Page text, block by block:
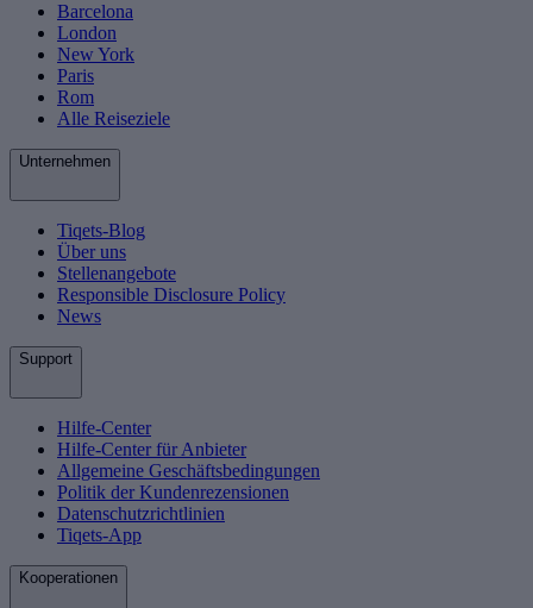
Barcelona
London
New York
Paris
Rom
Alle Reiseziele
Unternehmen
Tiqets-Blog
Über uns
Stellenangebote
Responsible Disclosure Policy
News
Support
Hilfe-Center
Hilfe-Center für Anbieter
Allgemeine Geschäftsbedingungen
Politik der Kundenrezensionen
Datenschutzrichtlinien
Tiqets-App
Kooperationen